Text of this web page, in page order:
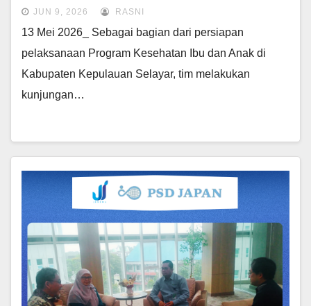
JUN 9, 2026 RASNI
13 Mei 2026_ Sebagai bagian dari persiapan
pelaksanaan Program Kesehatan Ibu dan Anak di
Kabupaten Kepulauan Selayar, tim melakukan
kunjungan…